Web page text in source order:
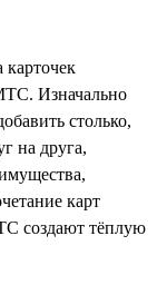
Изначально
столько,
на друга,
карт
создают тёплую